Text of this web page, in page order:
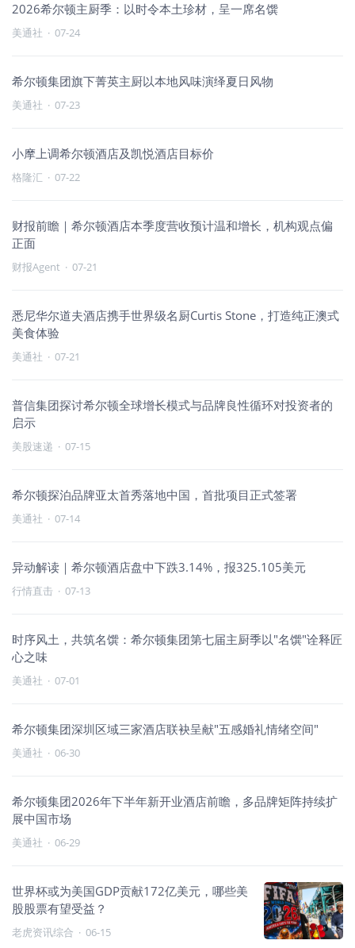
2026希尔顿主厨季：以时令本土珍材，呈一席名馔
美通社 · 07-24
希尔顿集团旗下菁英主厨以本地风味演绎夏日风物
美通社 · 07-23
小摩上调希尔顿酒店及凯悦酒店目标价
格隆汇 · 07-22
财报前瞻｜希尔顿酒店本季度营收预计温和增长，机构观点偏
正面
财报Agent · 07-21
悉尼华尔道夫酒店携手世界级名厨Curtis Stone，打造纯正澳式
美食体验
美通社 · 07-21
普信集团探讨希尔顿全球增长模式与品牌良性循环对投资者的
启示
美股速递 · 07-15
希尔顿探泊品牌亚太首秀落地中国，首批项目正式签署
美通社 · 07-14
异动解读｜希尔顿酒店盘中下跌3.14%，报325.105美元
行情直击 · 07-13
时序风土，共筑名馔：希尔顿集团第七届主厨季以"名馔"诠释匠
心之味
美通社 · 07-01
希尔顿集团深圳区域三家酒店联袂呈献"五感婚礼情绪空间"
美通社 · 06-30
希尔顿集团2026年下半年新开业酒店前瞻，多品牌矩阵持续扩
展中国市场
美通社 · 06-29
世界杯或为美国GDP贡献172亿美元，哪些美
股股票有望受益？
老虎资讯综合 · 06-15